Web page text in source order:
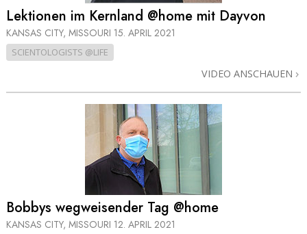
Lektionen im Kernland @home mit Dayvon
KANSAS CITY, MISSOURI 15. APRIL 2021
SCIENTOLOGISTS @LIFE
VIDEO ANSCHAUEN
Bobbys wegweisender Tag @home
KANSAS CITY, MISSOURI 12. APRIL 2021